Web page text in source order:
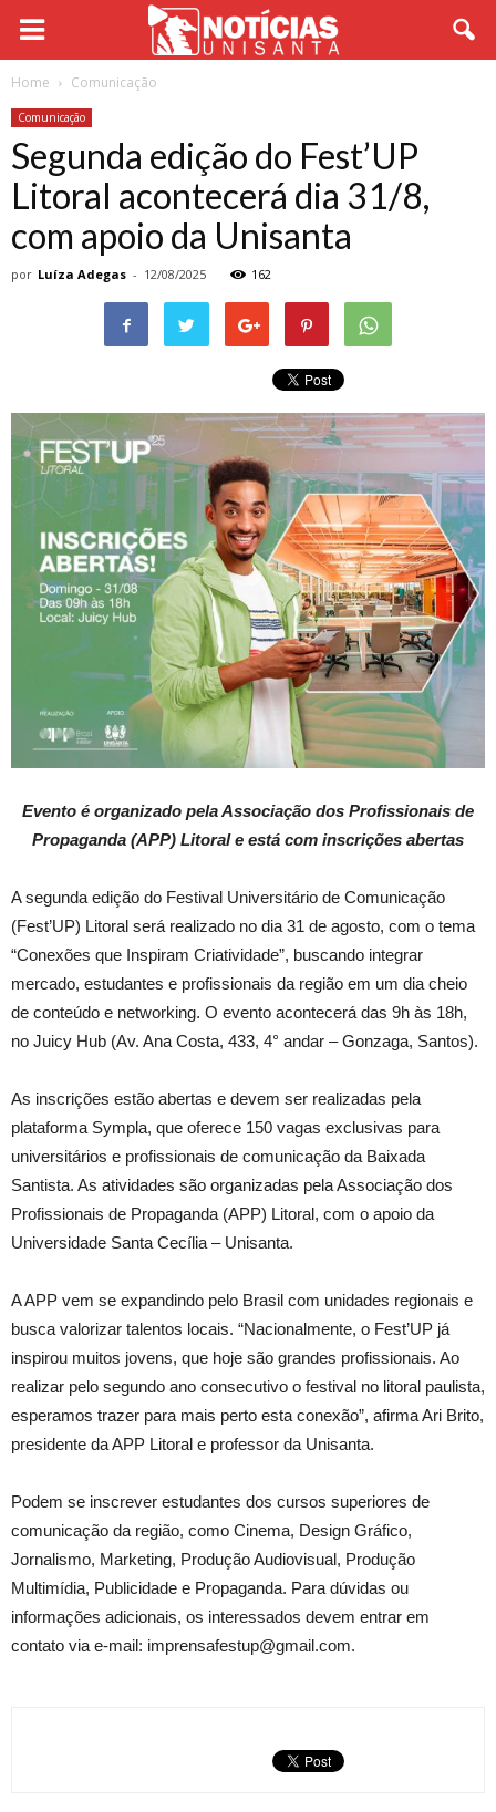
Home Comunicação
Comunicação
Segunda edição do Fest’UP
Litoral acontecerá dia 31/8,
com apoio da Unisanta
por Luíza Adegas - 12/08/2025 162
Evento é organizado pela Associação dos Profissionais de
Propaganda (APP) Litoral e está com inscrições abertas
A segunda edição do Festival Universitário de Comunicação
(Fest’UP) Litoral será realizado no dia 31 de agosto, com o tema
“Conexões que Inspiram Criatividade”, buscando integrar
mercado, estudantes e profissionais da região em um dia cheio
de conteúdo e networking. O evento acontecerá das 9h às 18h,
no Juicy Hub (Av. Ana Costa, 433, 4° andar – Gonzaga, Santos).
As inscrições estão abertas e devem ser realizadas pela
plataforma Sympla, que oferece 150 vagas exclusivas para
universitários e profissionais de comunicação da Baixada
Santista. As atividades são organizadas pela Associação dos
Profissionais de Propaganda (APP) Litoral, com o apoio da
Universidade Santa Cecília – Unisanta.
A APP vem se expandindo pelo Brasil com unidades regionais e
busca valorizar talentos locais. “Nacionalmente, o Fest’UP já
inspirou muitos jovens, que hoje são grandes profissionais. Ao
realizar pelo segundo ano consecutivo o festival no litoral paulista,
esperamos trazer para mais perto esta conexão”, afirma Ari Brito,
presidente da APP Litoral e professor da Unisanta.
Podem se inscrever estudantes dos cursos superiores de
comunicação da região, como Cinema, Design Gráfico,
Jornalismo, Marketing, Produção Audiovisual, Produção
Multimídia, Publicidade e Propaganda. Para dúvidas ou
informações adicionais, os interessados devem entrar em
contato via e-mail: imprensafestup@gmail.com.